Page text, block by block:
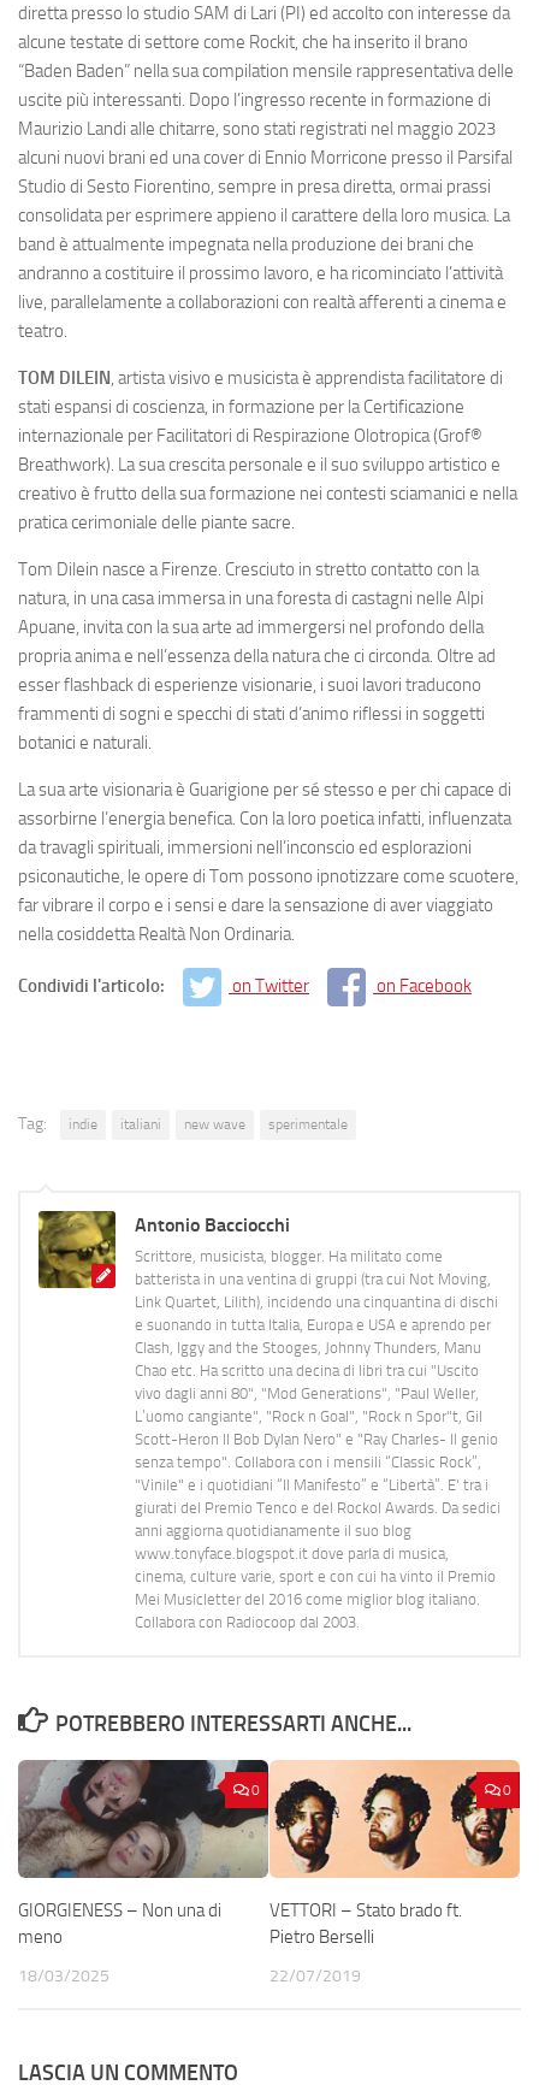
diretta presso lo studio SAM di Lari (PI) ed accolto con interesse da
alcune testate di settore come Rockit, che ha inserito il brano
“Baden Baden” nella sua compilation mensile rappresentativa delle
uscite più interessanti. Dopo l’ingresso recente in formazione di
Maurizio Landi alle chitarre, sono stati registrati nel maggio 2023
alcuni nuovi brani ed una cover di Ennio Morricone presso il Parsifal
Studio di Sesto Fiorentino, sempre in presa diretta, ormai prassi
consolidata per esprimere appieno il carattere della loro musica. La
band è attualmente impegnata nella produzione dei brani che
andranno a costituire il prossimo lavoro, e ha ricominciato l’attività
live, parallelamente a collaborazioni con realtà afferenti a cinema e
teatro.
TOM DILEIN, artista visivo e musicista è apprendista facilitatore di
stati espansi di coscienza, in formazione per la Certificazione
internazionale per Facilitatori di Respirazione Olotropica (Grof®
Breathwork). La sua crescita personale e il suo sviluppo artistico e
creativo è frutto della sua formazione nei contesti sciamanici e nella
pratica cerimoniale delle piante sacre.
Tom Dilein nasce a Firenze. Cresciuto in stretto contatto con la
natura, in una casa immersa in una foresta di castagni nelle Alpi
Apuane, invita con la sua arte ad immergersi nel profondo della
propria anima e nell’essenza della natura che ci circonda. Oltre ad
esser flashback di esperienze visionarie, i suoi lavori traducono
frammenti di sogni e specchi di stati d’animo riflessi in soggetti
botanici e naturali.
La sua arte visionaria è Guarigione per sé stesso e per chi capace di
assorbirne l’energia benefica. Con la loro poetica infatti, influenzata
da travagli spirituali, immersioni nell’inconscio ed esplorazioni
psiconautiche, le opere di Tom possono ipnotizzare come scuotere,
far vibrare il corpo e i sensi e dare la sensazione di aver viaggiato
nella cosiddetta Realtà Non Ordinaria.
Condividi l'articolo: on Twitter on Facebook
Tag: indie italiani new wave sperimentale
Antonio Bacciocchi
Scrittore, musicista, blogger. Ha militato come
batterista in una ventina di gruppi (tra cui Not Moving,
Link Quartet, Lilith), incidendo una cinquantina di dischi
e suonando in tutta Italia, Europa e USA e aprendo per
Clash, Iggy and the Stooges, Johnny Thunders, Manu
Chao etc. Ha scritto una decina di libri tra cui "Uscito
vivo dagli anni 80", "Mod Generations", "Paul Weller,
L’uomo cangiante", "Rock n Goal", "Rock n Spor"t, Gil
Scott-Heron Il Bob Dylan Nero" e "Ray Charles- Il genio
senza tempo". Collabora con i mensili “Classic Rock”,
"Vinile" e i quotidiani “Il Manifesto” e “Libertà”. E' tra i
giurati del Premio Tenco e del Rockol Awards. Da sedici
anni aggiorna quotidianamente il suo blog
www.tonyface.blogspot.it dove parla di musica,
cinema, culture varie, sport e con cui ha vinto il Premio
Mei Musicletter del 2016 come miglior blog italiano.
Collabora con Radiocoop dal 2003.
POTREBBERO INTERESSARTI ANCHE...
0
GIORGIENESS – Non una di
meno
18/03/2025
0
VETTORI – Stato brado ft.
Pietro Berselli
22/07/2019
LASCIA UN COMMENTO